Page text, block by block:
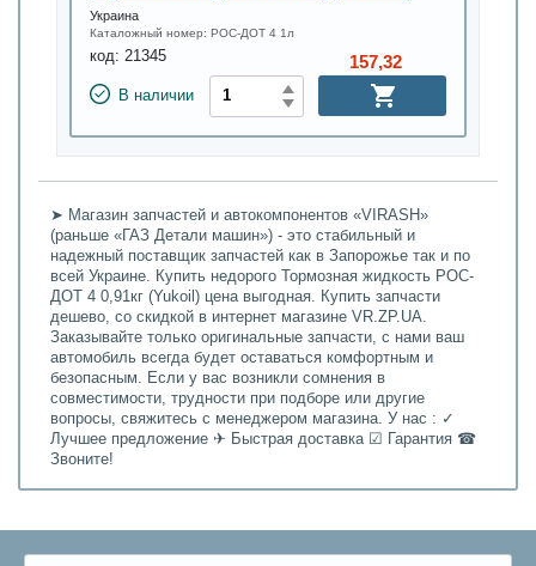
Украина
Каталожный номер: РОС-ДОТ 4 1л
код: 21345
В наличии
157,32
➤ Магазин запчастей и автокомпонентов «VIRASH»
(раньше «ГАЗ Детали машин») - это стабильный и
надежный поставщик запчастей как в Запорожье так и по
всей Украине. Купить недорого Тормозная жидкость РОС-
ДОТ 4 0,91кг (Yukoil) цена выгодная. Купить запчасти
дешево, со скидкой в интернет магазине VR.ZP.UA.
Заказывайте только оригинальные запчасти, с нами ваш
автомобиль всегда будет оставаться комфортным и
безопасным. Если у вас возникли сомнения в
совместимости, трудности при подборе или другие
вопросы, свяжитесь с менеджером магазина. У нас : ✓
Лучшее предложение ✈ Быстрая доставка ☑ Гарантия ☎
Звоните!